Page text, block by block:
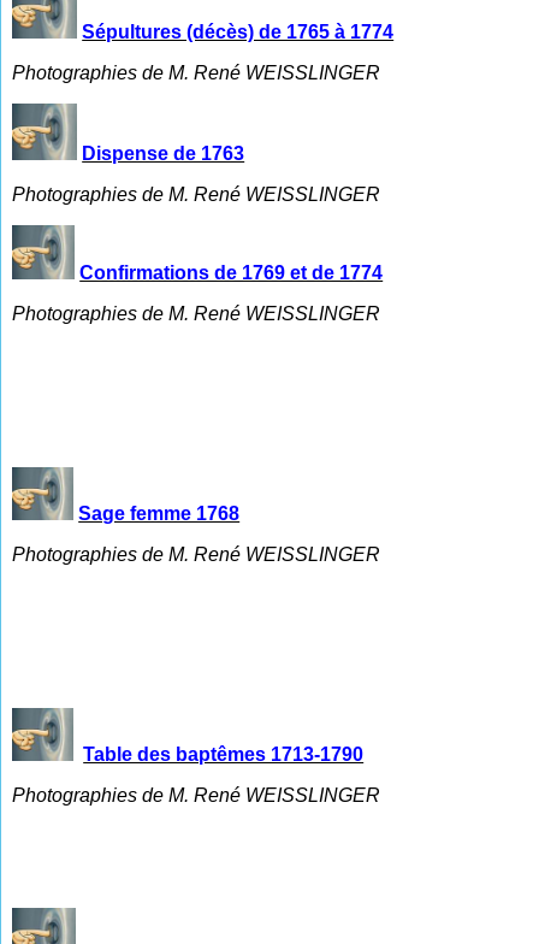
Sépultures (décès) de 1765 à 1774
Photographies de M. René WEISSLINGER
Dispense de 1763
Photographies de M. René WEISSLINGER
Confirmations de 1769 et de 1774
Photographies de M. René WEISSLINGER
Sage femme 1768
Photographies de M. René WEISSLINGER
Table des baptêmes 1713-1790
Photographies de M. René WEISSLINGER